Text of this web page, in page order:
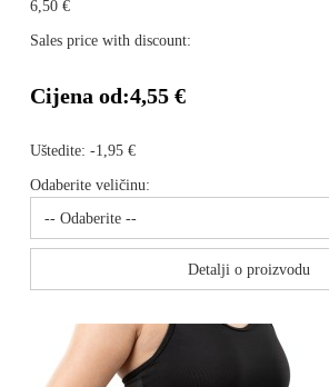
6,50 €
Sales price with discount:
Cijena od:4,55 €
Uštedite: -1,95 €
Odaberite veličinu:
Detalji o proizvodu